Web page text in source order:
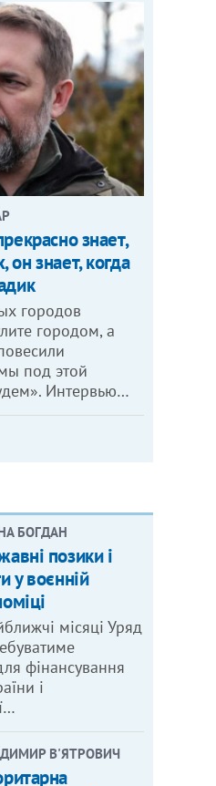
знает,
знает, когда
городов
городом, а
под этой
Интервью…
БОГДАН
позики і
у воєнній
місяці Уряд
фінансування
і
В'ЯТРОВИЧ